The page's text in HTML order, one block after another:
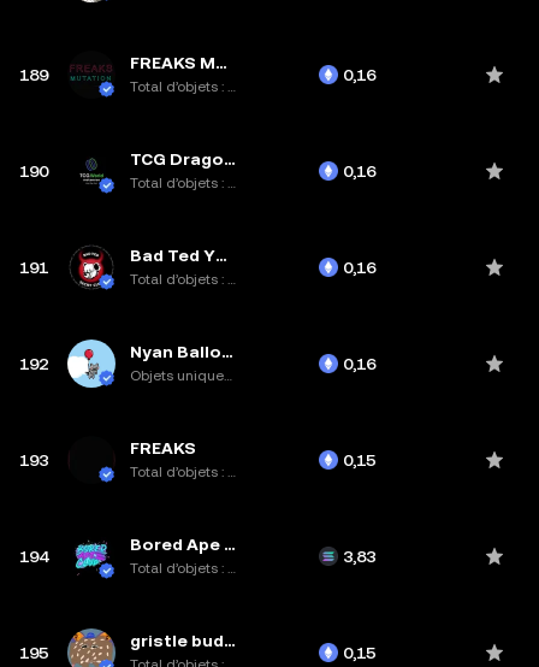
189
FREAKS MUTATION
Total d’objets : 1,2K
0,16
190
TCG Dragon Cave Club
Total d’objets : 10K
0,16
191
Bad Ted Yacht Club
Total d’objets : 10K
0,16
192
Nyan Balloon
Objets uniques : 31
0,16
193
FREAKS
Total d’objets : 6K
0,15
194
Bored Ape Solana Club
Total d’objets : 6K
3,83
195
gristle buddeez worldwide
0,15